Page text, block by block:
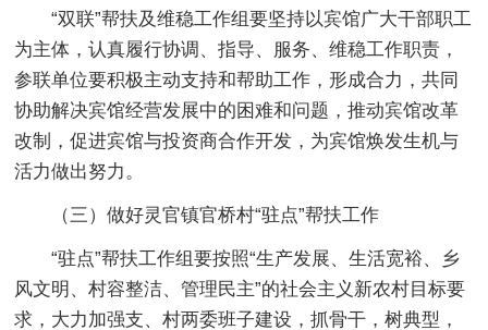
“双联”帮扶及维稳工作组要坚持以宾馆广大干部职工
为主体，认真履行协调、指导、服务、维稳工作职责，
参联单位要积极主动支持和帮助工作，形成合力，共同
协助解决宾馆经营发展中的困难和问题，推动宾馆改革
改制，促进宾馆与投资商合作开发，为宾馆焕发生机与
活力做出努力。
（三）做好灵官镇官桥村“驻点”帮扶工作
“驻点”帮扶工作组要按照“生产发展、生活宽裕、乡
风文明、村容整洁、管理民主”的社会主义新农村目标要
求，大力加强支、村两委班子建设，抓骨干，树典型，